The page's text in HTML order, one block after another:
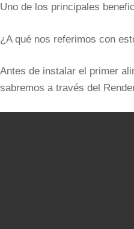
Uno de los principales
¿A qué nos referimos con
Antes de instalar el primer
sabremos a través del